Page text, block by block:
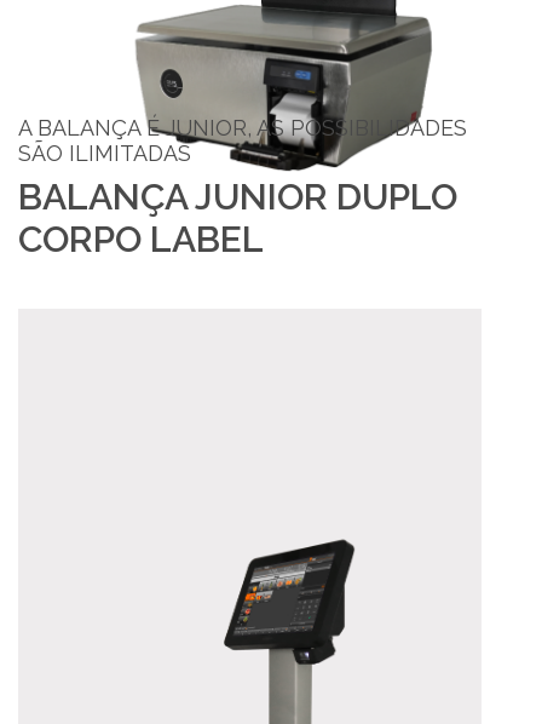
A BALANÇA É JUNIOR, AS POSSIBILIDADES
SÃO ILIMITADAS
BALANÇA JUNIOR DUPLO
CORPO LABEL